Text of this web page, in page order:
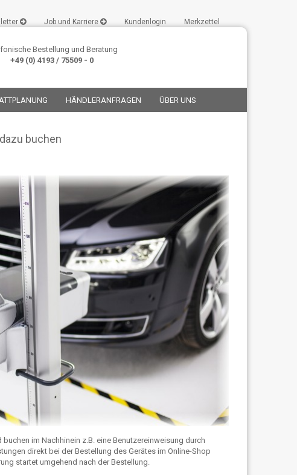
Job und Karriere Kundenlogin
erstellen
Passwort vergessen?
Merkzettel
Bestellung und Beratung
+49 (0) 4193 / 75509 - 0
HÄNDLERANFRAGEN ÜBER UNS
buchen
buchen im Nachhinein z.B. eine Benutzereinweisung durch
direkt bei der Bestellung des Gerätes im Online-Shop
startet umgehend nach der Bestellung.